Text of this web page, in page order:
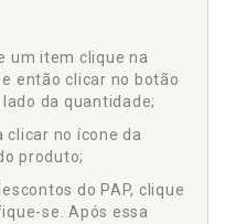
um item clique na
então clicar no botão
da quantidade;
clicar no ícone da
produto;
do PAP, clique
se. Após essa